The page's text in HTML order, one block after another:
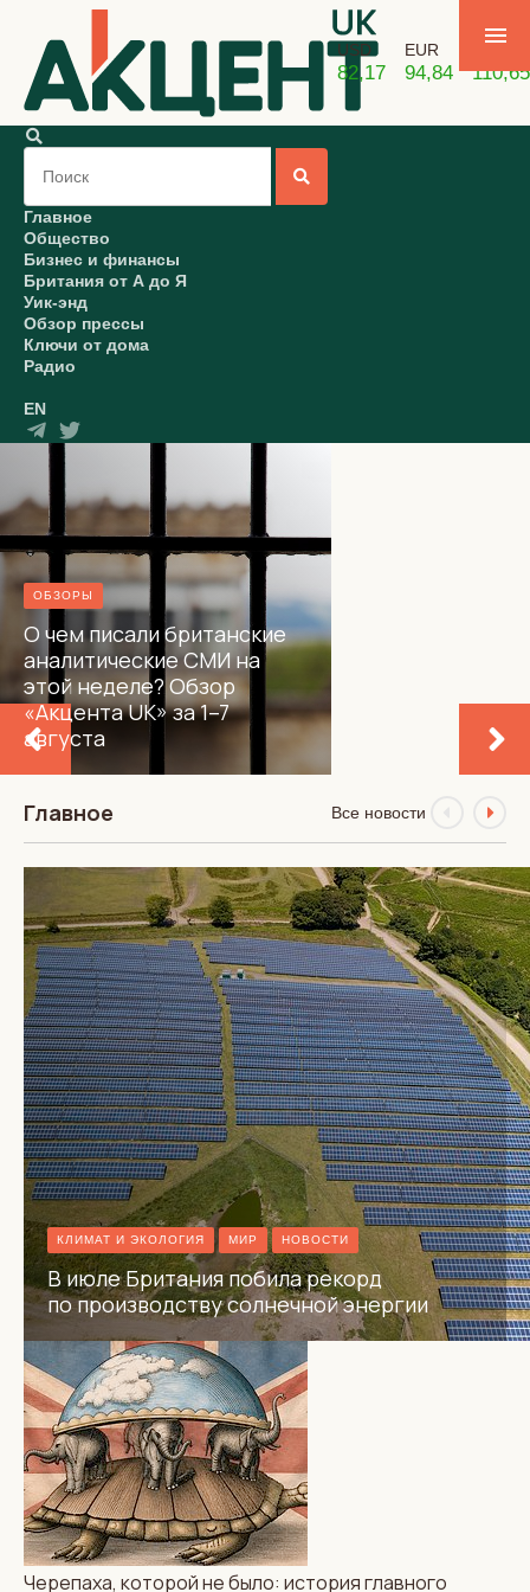
USD
82,17
EUR
94,84 110,65
Главное
Общество
Бизнес и финансы
Британия от А до Я
Уик-энд
Обзор прессы
Ключи от дома
Радио
EN
ОБЗОРЫ
О чем писали британские
аналитические СМИ на
этой неделе? Обзор
«Акцента UK» за 1–7
августа
АВТОРСКИЕ КОЛОНКИ КУЛЬТУРА
Черепаха, которой
не было: история главного
гастрономического
обмана двух империй
МИР АВТОРСКИЕ КОЛОНКИ
Сеута, Европа и паника
Главное Все новости
КЛИМАТ И ЭКОЛОГИЯ МИР НОВОСТИ
В июле Британия побила рекорд
по производству солнечной энергии
Черепаха, которой не было: история главного